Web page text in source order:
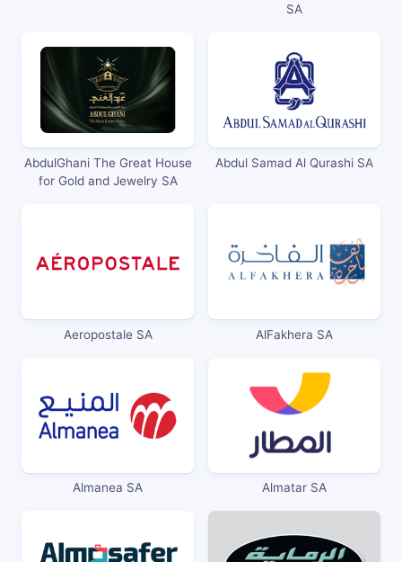
SA
AbdulGhani The Great House
for Gold and Jewelry SA
Abdul Samad Al Qurashi SA
Aeropostale SA AlFakhera SA
Almanea SA Almatar SA